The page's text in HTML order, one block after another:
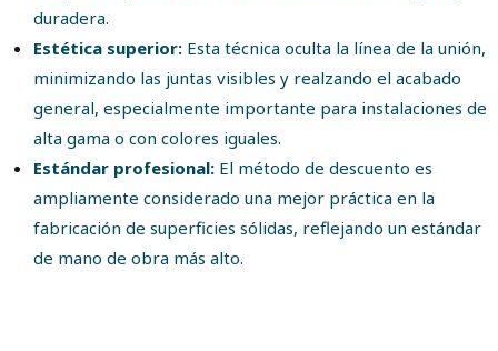
duradera.
Estética superior: Esta técnica oculta la línea de la unión,
minimizando las juntas visibles y realzando el acabado
general, especialmente importante para instalaciones de
alta gama o con colores iguales.
Estándar profesional: El método de descuento es
ampliamente considerado una mejor práctica en la
fabricación de superficies sólidas, reflejando un estándar
de mano de obra más alto.